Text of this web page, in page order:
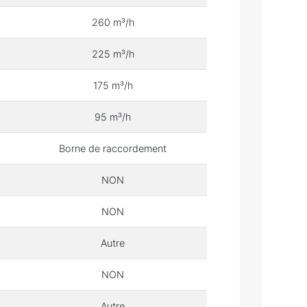
260 m³/h
225 m³/h
175 m³/h
95 m³/h
Borne de raccordement
NON
NON
Autre
NON